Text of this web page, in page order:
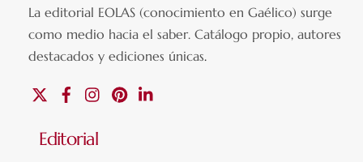
La editorial EOLAS (conocimiento en Gaélico) surge
como medio hacia el saber.Catálogo propio, autores
destacados y ediciones únicas.
FacebookInstagramPinterest
Editorial